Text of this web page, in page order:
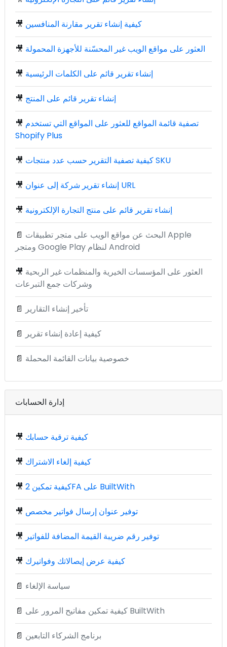
🎥 كيفية إنشاء تقرير مقارنة المنافسين
🎥 العثور على مواقع الويب غير المحسّنة للأجهزة المحمولة
🎥 إنشاء تقرير قائم على الكلمات الرئيسية
🎥 إنشاء تقرير قائم على المنتج
🎥 تصفية قائمة المواقع للعثور على المواقع التي تستخدم
Shopify Plus
🎥 كيفية تصفية التقرير حسب عدد منتجات SKU
🎥 إنشاء تقرير شركة إلى عنوان URL
🎥 إنشاء تقرير قائم على منتج التجارة الإلكترونية
📄 البحث عن مواقع الويب على متجر تطبيقات Apple
ومتجر Google Play لنظام Android
🎥 العثور على المؤسسات الخيرية والمنظمات غير الربحية
وشركات جمع التبرعات
📄 تأخير إنشاء التقارير
📄 كيفية إعادة إنشاء تقرير
📄 خصوصية بيانات القائمة المحملة
إدارة الحسابات
🎥 كيفية ترقية حسابك
🎥 كيفية إلغاء الاشتراك
🎥 كيفية تمكين 2FA على BuiltWith
🎥 توفير عنوان إرسال فواتير مخصص
🎥 توفير رقم ضريبة القيمة المضافة للفواتير
🎥 كيفية عرض إيصالاتك وفواتيرك
📄 سياسة الإلغاء
📄 كيفية تمكين مفاتيح المرور على BuiltWith
📄 برنامج الشركاء التابعين